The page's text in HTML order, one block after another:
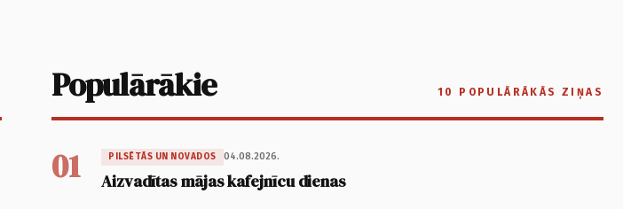
Populārākie 10 POPULĀRĀKĀS ZIŅAS
01 PILSĒTĀS UN NOVADOS 04.08.2026.
Aizvadītas mājas kafejnīcu dienas